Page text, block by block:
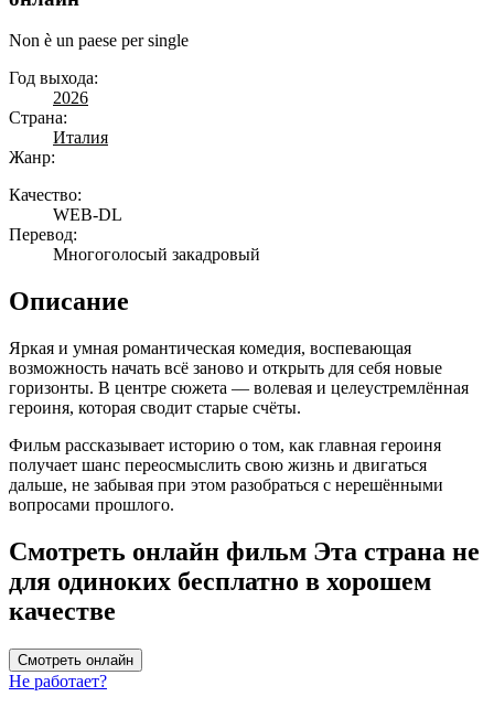
Non è un paese per single
Год выхода:
2026
Страна:
Италия
Жанр:
Качество:
WEB-DL
Перевод:
Многоголосый закадровый
Описание
Яркая и умная романтическая комедия, воспевающая
возможность начать всё заново и открыть для себя новые
горизонты. В центре сюжета — волевая и целеустремлённая
героиня, которая сводит старые счёты.
Фильм рассказывает историю о том, как главная героиня
получает шанс переосмыслить свою жизнь и двигаться
дальше, не забывая при этом разобраться с нерешёнными
вопросами прошлого.
Смотреть онлайн фильм Эта страна не
для одиноких бесплатно в хорошем
качестве
Смотреть онлайн
Не работает?